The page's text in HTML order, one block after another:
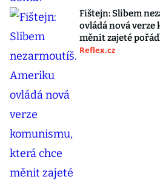
Fištejn: Slibem
ovládá nová
měnit zajeté
Reflex.cz